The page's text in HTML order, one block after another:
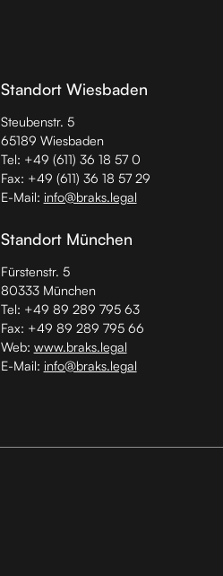
Standort Wiesbaden
Steubenstr. 5
65189 Wiesbaden
Tel: +49 (611) 36 18 57 0
Fax: +49 (611) 36 18 57 29
E-Mail: info@braks.legal
Standort München
Fürstenstr. 5
80333 München
Tel: +49 89 289 795 63
Fax: +49 89 289 795 66
Web: www.braks.legal
E-Mail: info@braks.legal